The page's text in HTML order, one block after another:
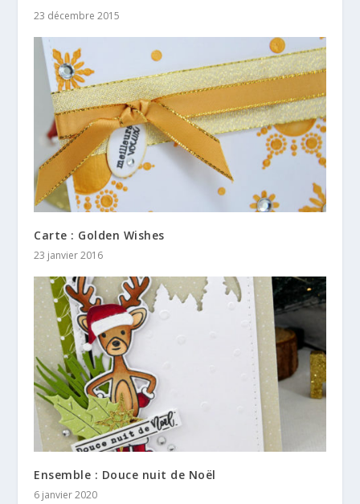
23 décembre 2015
Carte : Golden Wishes
23 janvier 2016
Ensemble : Douce nuit de Noël
6 janvier 2020